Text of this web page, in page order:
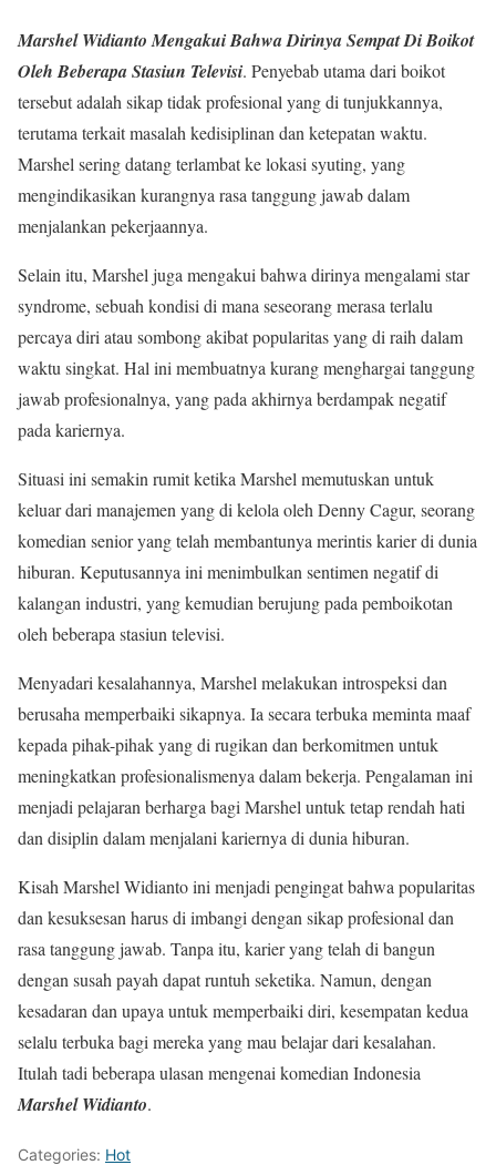
Marshel Widianto Mengakui Bahwa Dirinya Sempat Di Boikot
Oleh Beberapa Stasiun Televisi. Penyebab utama dari boikot
tersebut adalah sikap tidak profesional yang di tunjukkannya,
terutama terkait masalah kedisiplinan dan ketepatan waktu.
Marshel sering datang terlambat ke lokasi syuting, yang
mengindikasikan kurangnya rasa tanggung jawab dalam
menjalankan pekerjaannya. ​
Selain itu, Marshel juga mengakui bahwa dirinya mengalami star
syndrome, sebuah kondisi di mana seseorang merasa terlalu
percaya diri atau sombong akibat popularitas yang di raih dalam
waktu singkat. Hal ini membuatnya kurang menghargai tanggung
jawab profesionalnya, yang pada akhirnya berdampak negatif
pada kariernya. ​
Situasi ini semakin rumit ketika Marshel memutuskan untuk
keluar dari manajemen yang di kelola oleh Denny Cagur, seorang
komedian senior yang telah membantunya merintis karier di dunia
hiburan. Keputusannya ini menimbulkan sentimen negatif di
kalangan industri, yang kemudian berujung pada pemboikotan
oleh beberapa stasiun televisi. ​
Menyadari kesalahannya, Marshel melakukan introspeksi dan
berusaha memperbaiki sikapnya. Ia secara terbuka meminta maaf
kepada pihak-pihak yang di rugikan dan berkomitmen untuk
meningkatkan profesionalismenya dalam bekerja. Pengalaman ini
menjadi pelajaran berharga bagi Marshel untuk tetap rendah hati
dan disiplin dalam menjalani kariernya di dunia hiburan. ​
Kisah Marshel Widianto ini menjadi pengingat bahwa popularitas
dan kesuksesan harus di imbangi dengan sikap profesional dan
rasa tanggung jawab. Tanpa itu, karier yang telah di bangun
dengan susah payah dapat runtuh seketika. Namun, dengan
kesadaran dan upaya untuk memperbaiki diri, kesempatan kedua
selalu terbuka bagi mereka yang mau belajar dari kesalahan.
Itulah tadi beberapa ulasan mengenai komedian Indonesia
Marshel Widianto.
Categories: Hot